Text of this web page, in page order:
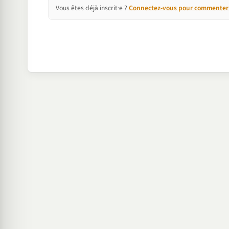
Vous êtes déjà inscrit·e ? Connectez-vous pour